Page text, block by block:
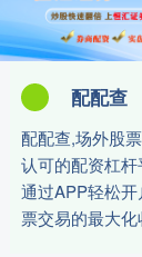
配配查
配配查,场外股
认可的配资杠杆
通过APP轻松
票交易的最大化